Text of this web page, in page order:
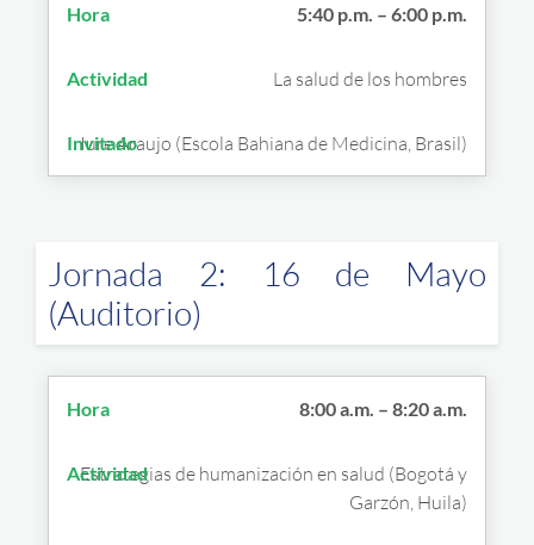
5:40 p.m. – 6:00 p.m.
La salud de los hombres
Iure Araujo (Escola Bahiana de Medicina, Brasil)
Jornada 2: 16 de Mayo
(Auditorio)
8:00 a.m. – 8:20 a.m.
Estrategias de humanización en salud (Bogotá y
Garzón, Huila)